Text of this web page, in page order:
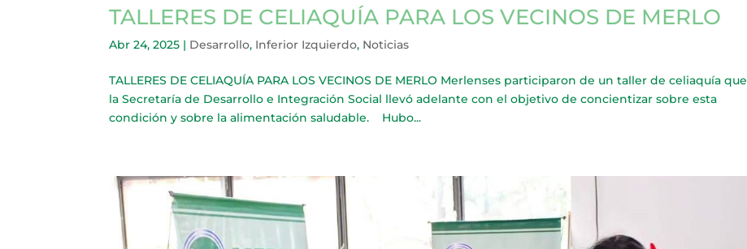
TALLERES DE CELIAQUÍA PARA LOS VECINOS DE MERLO
Abr 24, 2025 | Desarrollo, Inferior Izquierdo, Noticias
TALLERES DE CELIAQUÍA PARA LOS VECINOS DE MERLO Merlenses participaron de un taller de celiaquía que
la Secretaría de Desarrollo e Integración Social llevó adelante con el objetivo de concientizar sobre esta
condición y sobre la alimentación saludable. Hubo...